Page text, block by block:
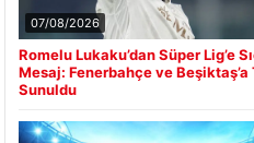
07/08/2026
Romelu Lukaku’dan Süper Lig’e
Mesaj: Fenerbahçe ve
Sunuldu